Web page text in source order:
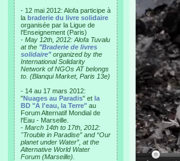
- 12 mai 2012: Alofa participe à
la braderie du livre solidaire
organisée par la Ligue de
l'Enseignement (Paris)
- May 12th, 2012: Alofa Tuvalu
at the "Braderie de livres
solidaire"organized by the
International Solidarity
Network of NGOs AT belongs
to. (Blanqui Market, Paris 13e)
- 14 au 17 mars 2012:
"Nuages au Paradis" et la
BD "A l'eau, la Terre" au
Forum Alternatif Mondial de
l'Eau - Marseille.
- March 14th to 17th, 2012:
"Trouble in Paradise” and “Our
planet under Water”, at the
Alternative World Water
Forum (Marseille).